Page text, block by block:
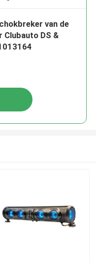
van de
Clubauto DS &